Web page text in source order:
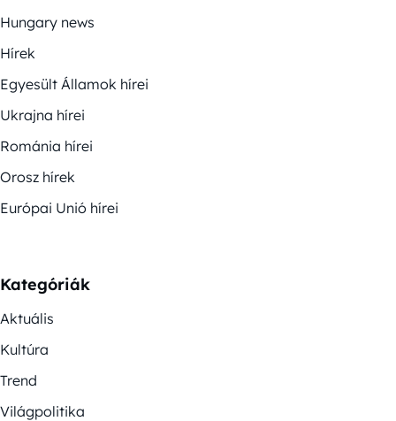
Hungary news
Hírek
Egyesült Államok hírei
Ukrajna hírei
Románia hírei
Orosz hírek
Európai Unió hírei
Kategóriák
Aktuális
Kultúra
Trend
Világpolitika